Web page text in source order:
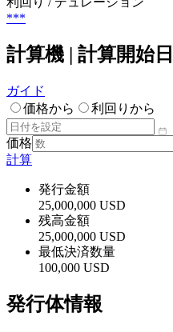
***
計算機 | 計算開始日
ガイド
価格から
利回りから
価格
計算
発行金額
25,000,000 USD
残高金額
25,000,000 USD
最低決済数量
100,000 USD
発行体情報